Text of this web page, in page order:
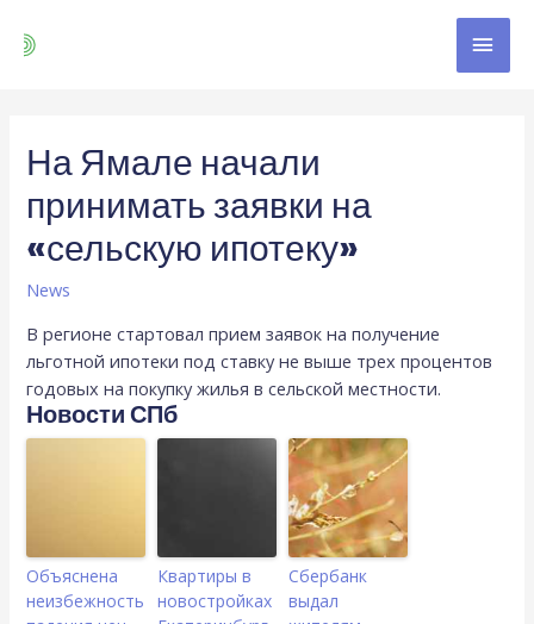
На Ямале начали
принимать заявки на
«сельскую ипотеку»
News
В регионе стартовал прием заявок на получение
льготной ипотеки под ставку не выше трех процентов
годовых на покупку жилья в сельской местности.
Новости СПб
Объяснена
неизбежность
Квартиры в
новостройках
Сбербанк
выдал